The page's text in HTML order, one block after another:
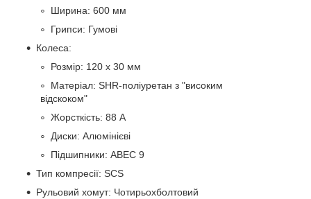
Ширина: 600 мм
Грипси: Гумові
Колеса:
Розмір: 120 х 30 мм
Матеріал: SHR-поліуретан з "високим
відскоком"
Жорсткість: 88 А
Диски: Алюмінієві
Підшипники: ABEC 9
Тип компресії: SCS
Рульовий хомут: Чотирьохболтовий